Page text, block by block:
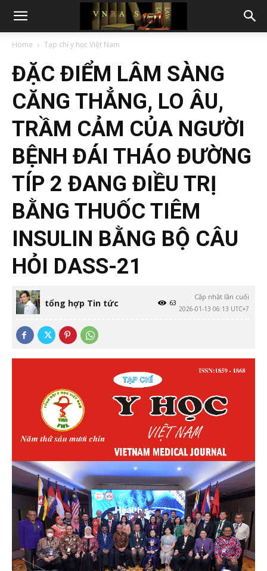
Home Tạp chí y học Việt Nam
ĐẶC ĐIỂM LÂM SÀNG
CĂNG THẲNG, LO ÂU,
TRẦM CẢM CỦA NGƯỜI
BỆNH ĐÁI THÁO ĐƯỜNG
TÍP 2 ĐANG ĐIỀU TRỊ
BẰNG THUỐC TIÊM
INSULIN BẰNG BỘ CÂU
HỎI DASS-21
tổng hợp Tin tức
Cập nhật lần cuối
2026-01-13 06:13 UTC+7
63